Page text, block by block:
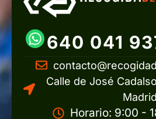
640 041
Calle de José
Madrid
Horario: 9:00 -